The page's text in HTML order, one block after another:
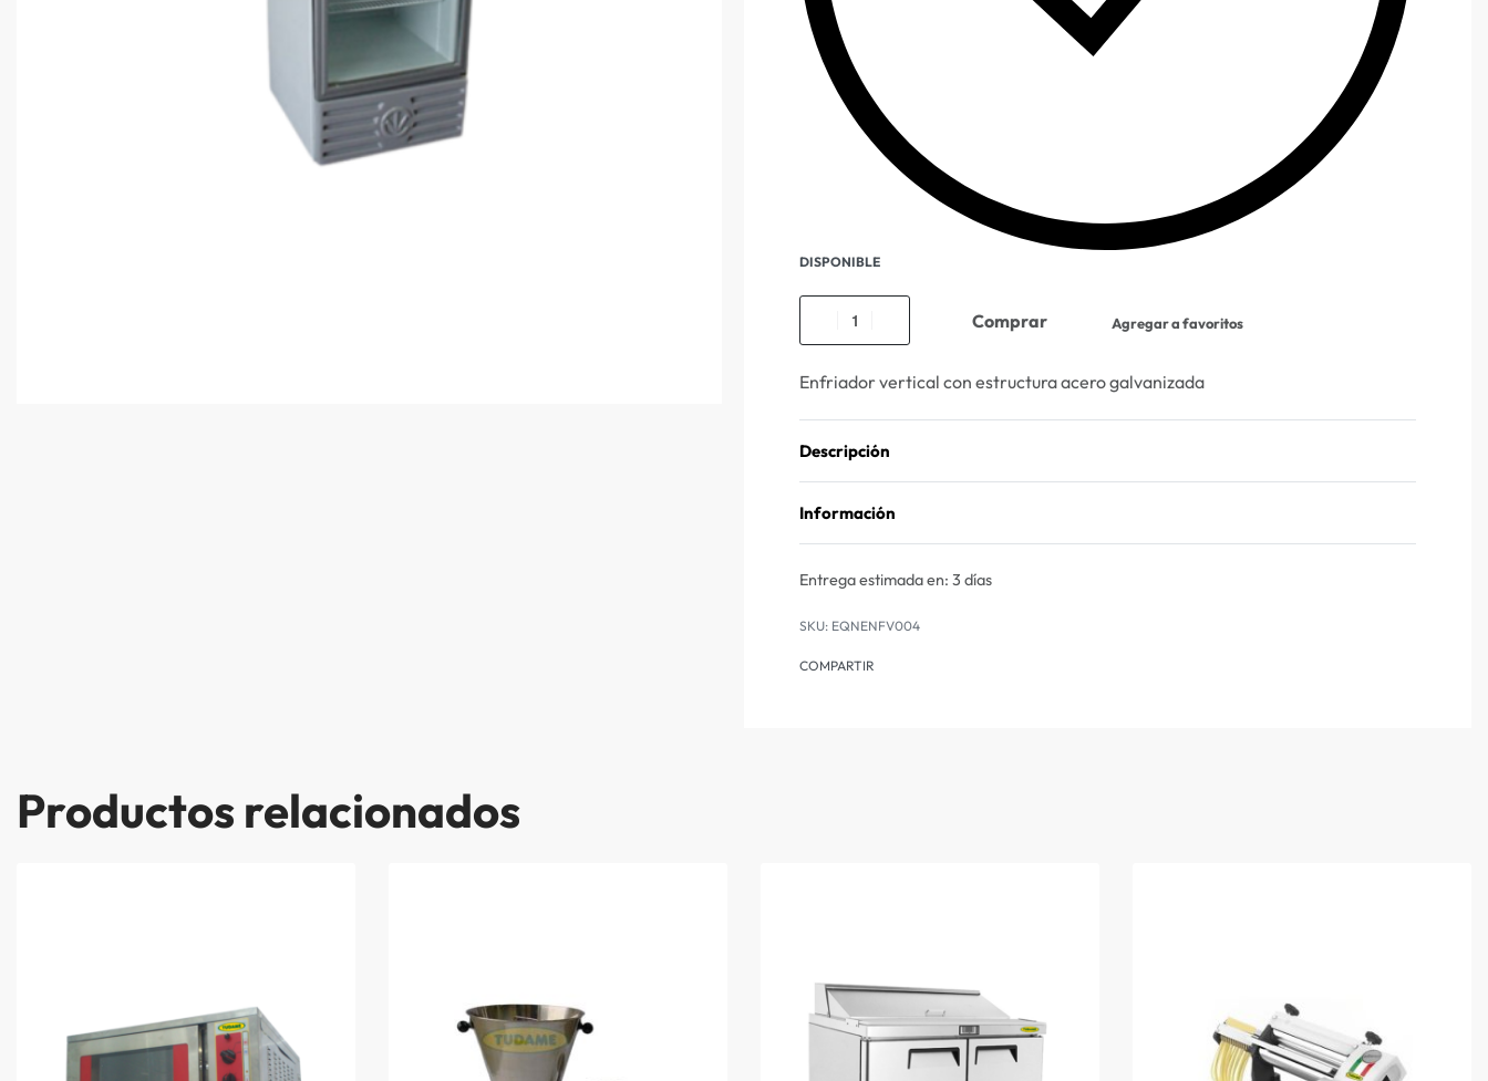
DISPONIBLE
Comprar Agregar a favoritos
Enfriador vertical con estructura acero galvanizada
Descripción
Información
Entrega estimada en: 3 días
EQNENFV004
COMPARTIR
Productos relacionados